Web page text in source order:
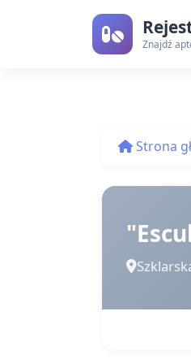
Znajdź
Strona